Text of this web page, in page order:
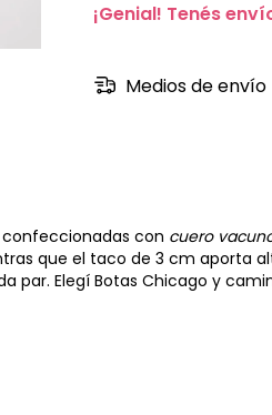
¡Genial! Tenés
Medios de envío
confeccionadas con cuero
que el taco de 3 cm aporta
par. Elegí Botas Chicago y